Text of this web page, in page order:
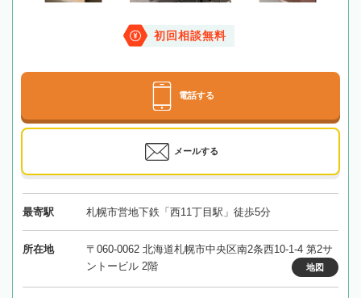
初回相談無料
電話する
メールする
最寄駅 札幌市営地下鉄「西11丁目駅」徒歩5分
所在地
〒060-0062 北海道札幌市中央区南2条西10-1-4 第2サ
ントービル 2階
地図